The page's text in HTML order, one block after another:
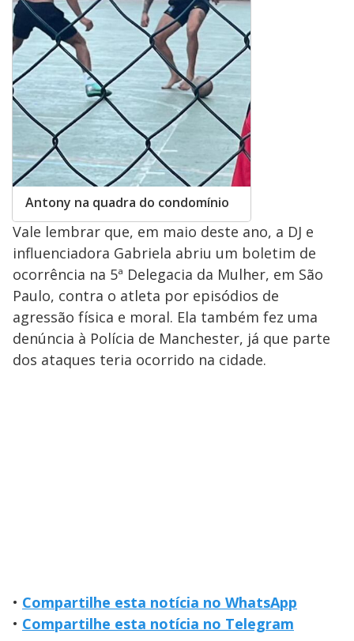
Antony na quadra do condomínio
Vale lembrar que, em maio deste ano, a DJ e
influenciadora Gabriela abriu um boletim de
ocorrência na 5ª Delegacia da Mulher, em São
Paulo, contra o atleta por episódios de
agressão física e moral. Ela também fez uma
denúncia à Polícia de Manchester, já que parte
dos ataques teria ocorrido na cidade.
• Compartilhe esta notícia no WhatsApp
• Compartilhe esta notícia no Telegram